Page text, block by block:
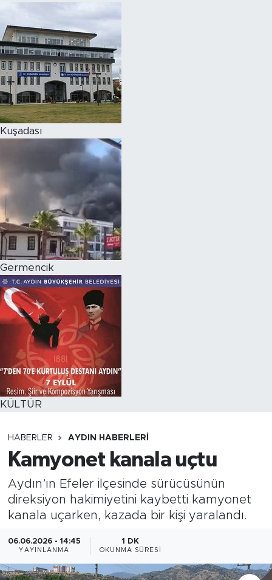
Kuşadası
Germencik
KÜLTÜR
HABERLER AYDIN HABERLERI
Kamyonet kanala uçtu
Aydın’ın Efeler ilçesinde sürücüsünün
direksiyon hakimiyetini kaybetti kamyonet
kanala uçarken, kazada bir kişi yaralandı.
06.06.2026 - 14:45
YAYINLANMA
1 DK
OKUNMA SÜRESI